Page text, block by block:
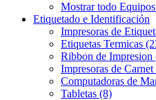
Mostrar todo
Etiquetado e Identificación
Impresoras de
Etiquetas Termicas
Ribbon de Impresion
Impresoras de Carnet
Computadoras de
Tabletas (8)